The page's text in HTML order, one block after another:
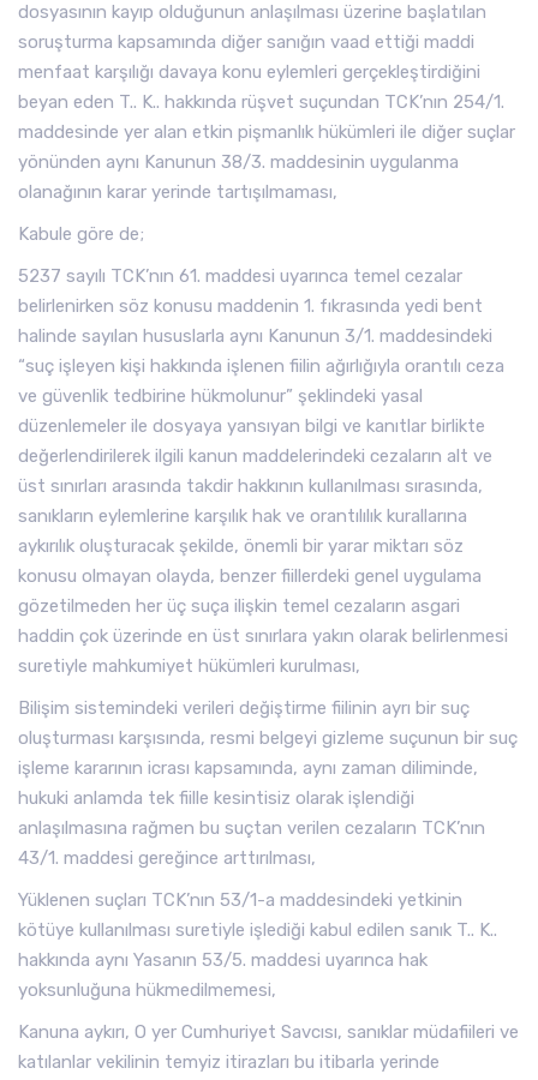
dosyasının kayıp olduğunun anlaşılması üzerine başlatılan
soruşturma kapsamında diğer sanığın vaad ettiği maddi
menfaat karşılığı davaya konu eylemleri gerçekleştirdiğini
beyan eden T.. K.. hakkında rüşvet suçundan TCK’nın 254/1.
maddesinde yer alan etkin pişmanlık hükümleri ile diğer suçlar
yönünden aynı Kanunun 38/3. maddesinin uygulanma
olanağının karar yerinde tartışılmaması,
Kabule göre de;
5237 sayılı TCK’nın 61. maddesi uyarınca temel cezalar
belirlenirken söz konusu maddenin 1. fıkrasında yedi bent
halinde sayılan hususlarla aynı Kanunun 3/1. maddesindeki
“suç işleyen kişi hakkında işlenen fiilin ağırlığıyla orantılı ceza
ve güvenlik tedbirine hükmolunur” şeklindeki yasal
düzenlemeler ile dosyaya yansıyan bilgi ve kanıtlar birlikte
değerlendirilerek ilgili kanun maddelerindeki cezaların alt ve
üst sınırları arasında takdir hakkının kullanılması sırasında,
sanıkların eylemlerine karşılık hak ve orantılılık kurallarına
aykırılık oluşturacak şekilde, önemli bir yarar miktarı söz
konusu olmayan olayda, benzer fiillerdeki genel uygulama
gözetilmeden her üç suça ilişkin temel cezaların asgari
haddin çok üzerinde en üst sınırlara yakın olarak belirlenmesi
suretiyle mahkumiyet hükümleri kurulması,
Bilişim sistemindeki verileri değiştirme fiilinin ayrı bir suç
oluşturması karşısında, resmi belgeyi gizleme suçunun bir suç
işleme kararının icrası kapsamında, aynı zaman diliminde,
hukuki anlamda tek fiille kesintisiz olarak işlendiği
anlaşılmasına rağmen bu suçtan verilen cezaların TCK’nın
43/1. maddesi gereğince arttırılması,
Yüklenen suçları TCK’nın 53/1-a maddesindeki yetkinin
kötüye kullanılması suretiyle işlediği kabul edilen sanık T.. K..
hakkında aynı Yasanın 53/5. maddesi uyarınca hak
yoksunluğuna hükmedilmemesi,
Kanuna aykırı, O yer Cumhuriyet Savcısı, sanıklar müdafiileri ve
katılanlar vekilinin temyiz itirazları bu itibarla yerinde